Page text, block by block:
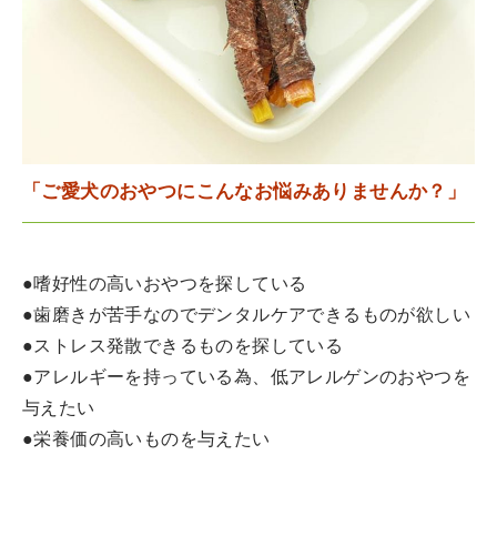
「ご愛犬のおやつにこんなお悩みありませんか？」
●嗜好性の高いおやつを探している
●歯磨きが苦手なのでデンタルケアできるものが欲しい
●ストレス発散できるものを探している
●アレルギーを持っている為、低アレルゲンのおやつを
与えたい
●栄養価の高いものを与えたい